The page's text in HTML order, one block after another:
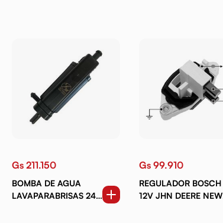
Gs 211.150
BOMBA DE AGUA
LAVAPARABRISAS 24V
Gs 99.910
REGULADOR BOSCH
12V JHN DEERE NEW